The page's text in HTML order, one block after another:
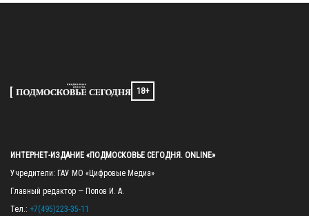
18+
ИНТЕРНЕТ-ИЗДАНИЕ «ПОДМОСКОВЬЕ СЕГОДНЯ. ONLINE»
Учредители: ГАУ МО «Цифровые Медиа»
Главный редактор — Попов И. А.
Тел.: +7(495)223-35-11